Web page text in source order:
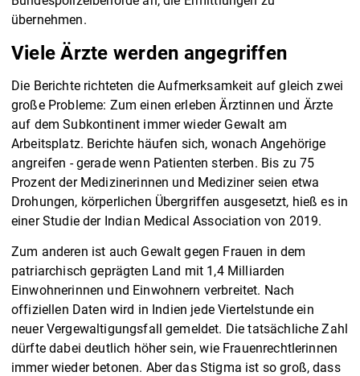
übernehmen.
Viele Ärzte werden angegriffen
Die Berichte richteten die Aufmerksamkeit auf gleich zwei
große Probleme: Zum einen erleben Ärztinnen und Ärzte
auf dem Subkontinent immer wieder Gewalt am
Arbeitsplatz. Berichte häufen sich, wonach Angehörige
angreifen - gerade wenn Patienten sterben. Bis zu 75
Prozent der Medizinerinnen und Mediziner seien etwa
Drohungen, körperlichen Übergriffen ausgesetzt, hieß es in
einer Studie der Indian Medical Association von 2019.
Zum anderen ist auch Gewalt gegen Frauen in dem
patriarchisch geprägten Land mit 1,4 Milliarden
Einwohnerinnen und Einwohnern verbreitet. Nach
offiziellen Daten wird in Indien jede Viertelstunde ein
neuer Vergewaltigungsfall gemeldet. Die tatsächliche Zahl
dürfte dabei deutlich höher sein, wie Frauenrechtlerinnen
immer wieder betonen. Aber das Stigma ist so groß, dass